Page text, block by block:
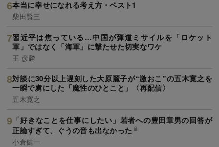
本当に幸せになれる考え方・ベスト1
柴田賢三
習近平は焦っている…中国が弾道ミサイルを「ロケット
軍」ではなく「海軍」に撃たせた切実なワケ
王 彦麟
対談に30分以上遅刻した大原麗子が“激おこ”の五木寛之を
一瞬で虜にした「魔性のひとこと」〈再配信〉
五木寛之
「好きなことを仕事にしたい」若者への豊田章男の回答が
正論すぎて、ぐうの音も出なかった
小倉健一